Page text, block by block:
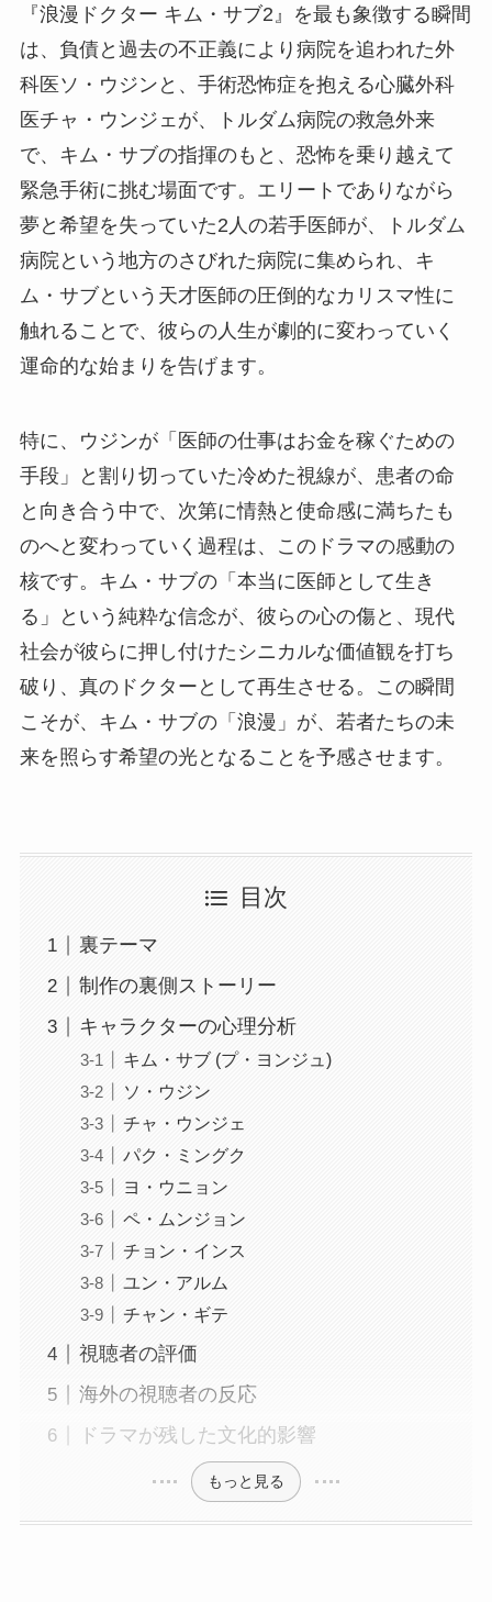
『浪漫ドクター キム・サブ2』を最も象徴する瞬間
は、負債と過去の不正義により病院を追われた外
科医ソ・ウジンと、手術恐怖症を抱える心臓外科
医チャ・ウンジェが、トルダム病院の救急外来
で、キム・サブの指揮のもと、恐怖を乗り越えて
緊急手術に挑む場面です。エリートでありながら
夢と希望を失っていた2人の若手医師が、トルダム
病院という地方のさびれた病院に集められ、キ
ム・サブという天才医師の圧倒的なカリスマ性に
触れることで、彼らの人生が劇的に変わっていく
運命的な始まりを告げます。
特に、ウジンが「医師の仕事はお金を稼ぐための
手段」と割り切っていた冷めた視線が、患者の命
と向き合う中で、次第に情熱と使命感に満ちたも
のへと変わっていく過程は、このドラマの感動の
核です。キム・サブの「本当に医師として生き
る」という純粋な信念が、彼らの心の傷と、現代
社会が彼らに押し付けたシニカルな価値観を打ち
破り、真のドクターとして再生させる。この瞬間
こそが、キム・サブの「浪漫」が、若者たちの未
来を照らす希望の光となることを予感させます。
目次
裏テーマ
制作の裏側ストーリー
キャラクターの心理分析
キム・サブ (プ・ヨンジュ)
ソ・ウジン
チャ・ウンジェ
パク・ミングク
ヨ・ウニョン
ペ・ムンジョン
チョン・インス
ユン・アルム
チャン・ギテ
視聴者の評価
海外の視聴者の反応
ドラマが残した文化的影響
もっと見る